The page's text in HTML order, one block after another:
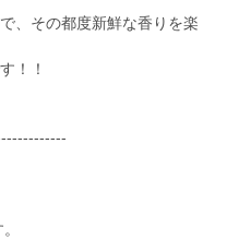
、その都度新鮮な香りを楽
！！